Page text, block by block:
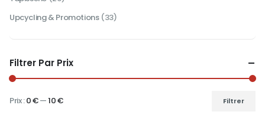
Upcycling & Promotions (33)
Filtrer Par Prix
Filtrer
Prix :0 €—10 €